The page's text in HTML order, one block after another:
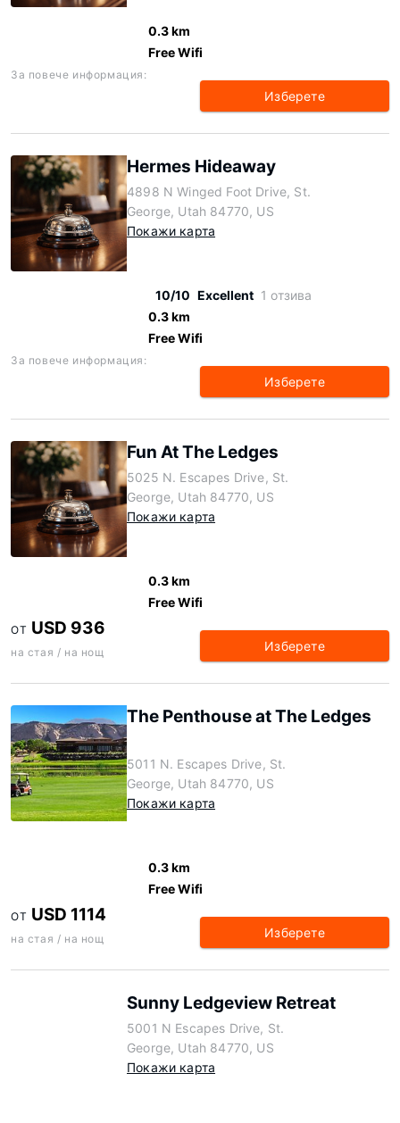
0.3 km
Free Wifi
За повече информация:
Изберете
Hermes Hideaway
4898 N Winged Foot Drive, St.
George, Utah 84770, US
Покажи карта
10/10 Excellent 1 отзива
0.3 km
Free Wifi
За повече информация:
Изберете
Fun At The Ledges
5025 N. Escapes Drive, St.
George, Utah 84770, US
Покажи карта
0.3 km
Free Wifi
ОТ USD 936
на стая / на нощ Изберете
The Penthouse at The Ledges
5011 N. Escapes Drive, St.
George, Utah 84770, US
Покажи карта
0.3 km
Free Wifi
ОТ USD 1114
на стая / на нощ Изберете
Sunny Ledgeview Retreat
5001 N Escapes Drive, St.
George, Utah 84770, US
Покажи карта